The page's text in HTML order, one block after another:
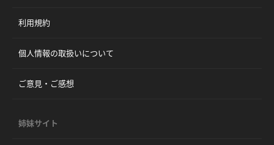
利用規約
個人情報の取扱いについて
ご意見・ご感想
姉妹サイト